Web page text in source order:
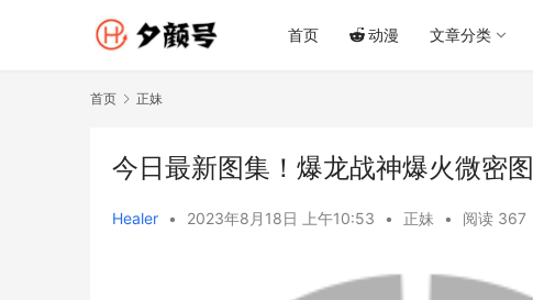
首页 动漫 文章分类
首页 正妹
今日最新图集！爆龙战神爆火微密图
Healer • 2023年8月18日 上午10:53 • 正妹 • 阅读 367